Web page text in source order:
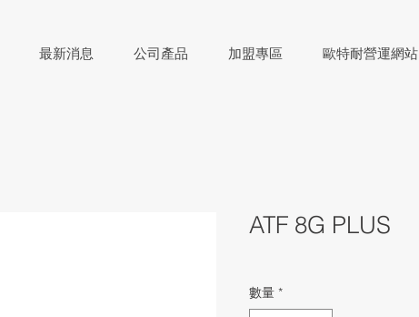
最新消息 公司產品 加盟專區 歐特耐營運網站
ATF 8G PLUS
數量 *